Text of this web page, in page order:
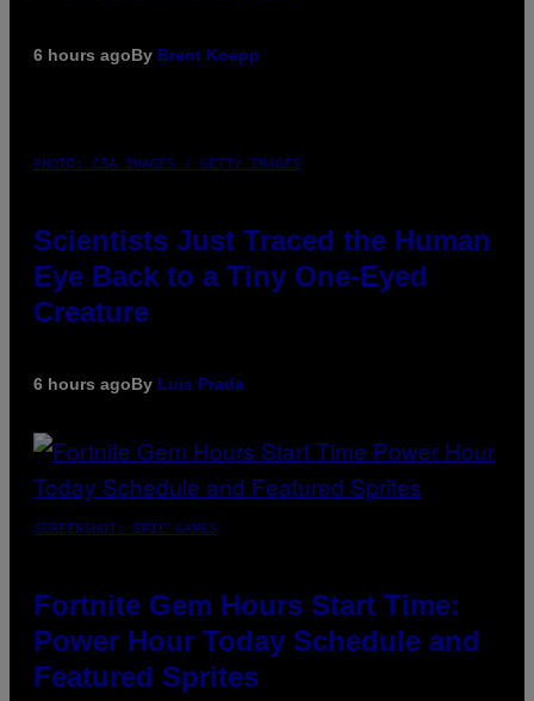
6 hours agoBy Brent Koepp
PHOTO: CSA IMAGES / GETTY IMAGES
Scientists Just Traced the Human
Eye Back to a Tiny One-Eyed
Creature
6 hours agoBy Luis Prada
SCREENSHOT: EPIC GAMES
Fortnite Gem Hours Start Time:
Power Hour Today Schedule and
Featured Sprites